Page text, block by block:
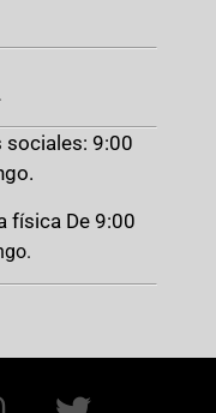
sociales: 9:00
física De 9:00